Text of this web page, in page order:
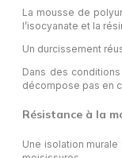
La mousse de
l’isocyanate et la
Un durcissement
Dans des
décompose pas en
Résistance à la
Une isolation